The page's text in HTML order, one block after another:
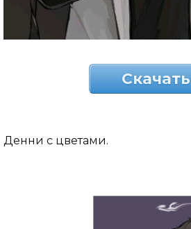
Скачать
Денни с цветами.